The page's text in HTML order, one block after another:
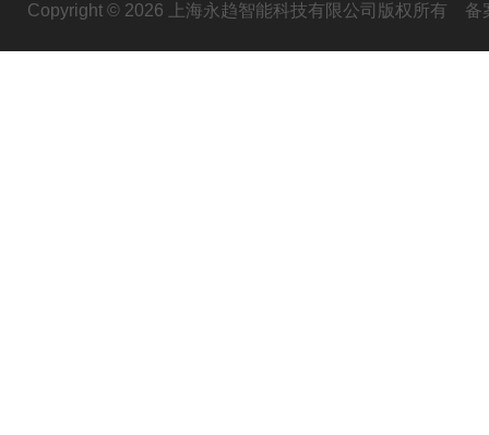
Copyright © 2026 上海永趋智能科技有限公司版权所有 备